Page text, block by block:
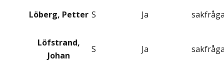
Löberg, Petter S Ja
Löfstrand,
Johan
S Ja